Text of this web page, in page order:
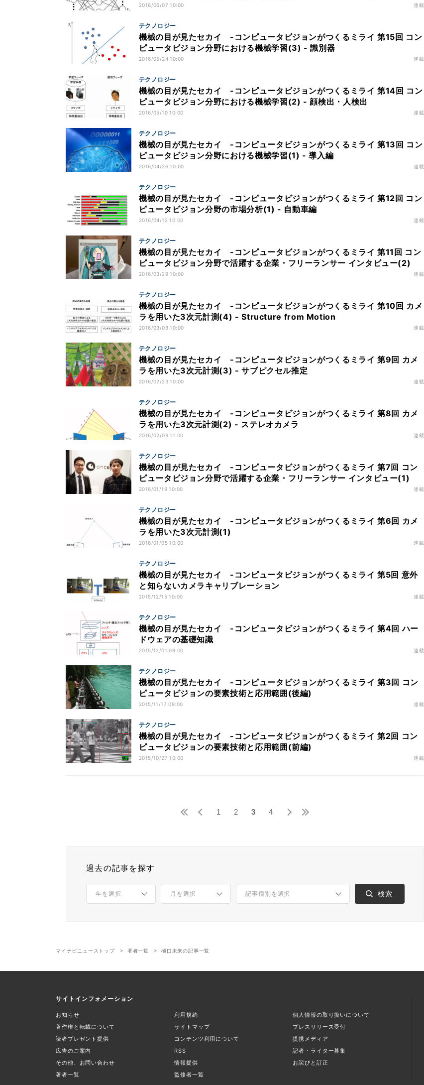
2016/06/07 10:00 連載
テクノロジー
機械の目が見たセカイ -コンピュータビジョンがつくるミライ 第15回 コン
ピュータビジョン分野における機械学習(3) - 識別器
2016/05/24 10:00 連載
テクノロジー
機械の目が見たセカイ -コンピュータビジョンがつくるミライ 第14回 コン
ピュータビジョン分野における機械学習(2) - 顔検出・人検出
2016/05/10 10:00 連載
テクノロジー
機械の目が見たセカイ -コンピュータビジョンがつくるミライ 第13回 コン
ピュータビジョン分野における機械学習(1) - 導入編
2016/04/26 10:00 連載
テクノロジー
機械の目が見たセカイ -コンピュータビジョンがつくるミライ 第12回 コン
ピュータビジョン分野の市場分析(1) - 自動車編
2016/04/12 10:00 連載
テクノロジー
機械の目が見たセカイ -コンピュータビジョンがつくるミライ 第11回 コン
ピュータビジョン分野で活躍する企業・フリーランサー インタビュー(2)
2016/03/29 10:00 連載
テクノロジー
機械の目が見たセカイ -コンピュータビジョンがつくるミライ 第10回 カメ
ラを用いた3次元計測(4) - Structure from Motion
2016/03/08 10:00 連載
テクノロジー
機械の目が見たセカイ -コンピュータビジョンがつくるミライ 第9回 カメ
ラを用いた3次元計測(3) - サブピクセル推定
2016/02/23 10:00 連載
テクノロジー
機械の目が見たセカイ -コンピュータビジョンがつくるミライ 第8回 カメ
ラを用いた3次元計測(2) - ステレオカメラ
2016/02/09 11:00 連載
テクノロジー
機械の目が見たセカイ -コンピュータビジョンがつくるミライ 第7回 コン
ピュータビジョン分野で活躍する企業・フリーランサー インタビュー(1)
2016/01/19 10:00 連載
テクノロジー
機械の目が見たセカイ -コンピュータビジョンがつくるミライ 第6回 カメ
ラを用いた3次元計測(1)
2016/01/05 10:00 連載
テクノロジー
機械の目が見たセカイ -コンピュータビジョンがつくるミライ 第5回 意外
と知らないカメラキャリブレーション
2015/12/15 10:00 連載
テクノロジー
機械の目が見たセカイ -コンピュータビジョンがつくるミライ 第4回 ハー
ドウェアの基礎知識
2015/12/01 09:00 連載
テクノロジー
機械の目が見たセカイ -コンピュータビジョンがつくるミライ 第3回 コン
ピュータビジョンの要素技術と応用範囲(後編)
2015/11/17 09:00 連載
テクノロジー
機械の目が見たセカイ -コンピュータビジョンがつくるミライ 第2回 コン
ピュータビジョンの要素技術と応用範囲(前編)
2015/10/27 10:00 連載
1 2 3 4
過去の記事を探す
マイナビニューストップ 著者一覧 樋口未来の記事一覧
サイトインフォメーション
お知らせ 利用規約
個人情報の取り扱いについて
著作権と転載について
サイトマップ
プレスリリース受付
読者プレゼント提供
コンテンツ利用について
提携メディア
広告のご案内
RSS
記者・ライター募集
その他、お問い合わせ
情報提供
お詫びと訂正
著者一覧
監修者一覧